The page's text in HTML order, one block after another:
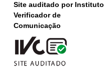
Site auditado por Instituto
Verificador de
Comunicação